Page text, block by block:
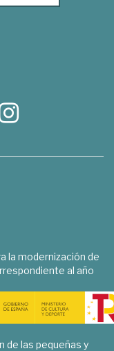
la modernización de
al año
de las pequeñas y